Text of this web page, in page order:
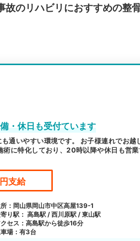
故のリハビリにおすすめの整
・休日も受付ています
通いやすい環境です。 お子様連れでお越
術に特化しており、20時以降や休日も営
円支給
：岡山県岡山市中区高屋139-1
り駅： 高島駅 / 西川原駅 / 東山駅
セス：高島駅から徒歩16分
場：有3台